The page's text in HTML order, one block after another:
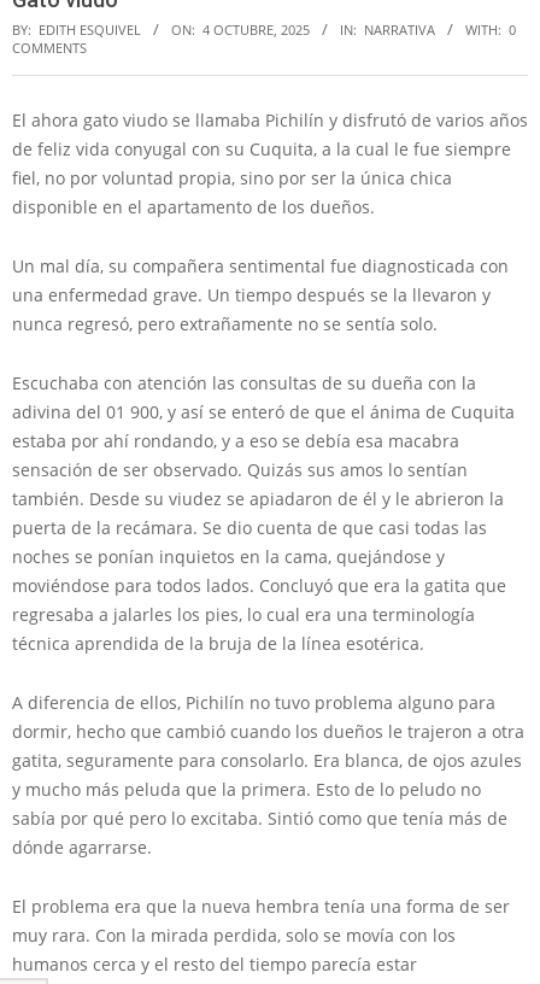
BY: EDITH ESQUIVEL ON: 4 OCTUBRE, 2025 IN: NARRATIVA WITH: 0
COMMENTS
El ahora gato viudo se llamaba Pichilín y disfrutó de varios años
de feliz vida conyugal con su Cuquita, a la cual le fue siempre
fiel, no por voluntad propia, sino por ser la única chica
disponible en el apartamento de los dueños.
Un mal día, su compañera sentimental fue diagnosticada con
una enfermedad grave. Un tiempo después se la llevaron y
nunca regresó, pero extrañamente no se sentía solo.
Escuchaba con atención las consultas de su dueña con la
adivina del 01 900, y así se enteró de que el ánima de Cuquita
estaba por ahí rondando, y a eso se debía esa macabra
sensación de ser observado. Quizás sus amos lo sentían
también. Desde su viudez se apiadaron de él y le abrieron la
puerta de la recámara. Se dio cuenta de que casi todas las
noches se ponían inquietos en la cama, quejándose y
moviéndose para todos lados. Concluyó que era la gatita que
regresaba a jalarles los pies, lo cual era una terminología
técnica aprendida de la bruja de la línea esotérica.
A diferencia de ellos, Pichilín no tuvo problema alguno para
dormir, hecho que cambió cuando los dueños le trajeron a otra
gatita, seguramente para consolarlo. Era blanca, de ojos azules
y mucho más peluda que la primera. Esto de lo peludo no
sabía por qué pero lo excitaba. Sintió como que tenía más de
dónde agarrarse.
El problema era que la nueva hembra tenía una forma de ser
muy rara. Con la mirada perdida, solo se movía con los
humanos cerca y el resto del tiempo parecía estar